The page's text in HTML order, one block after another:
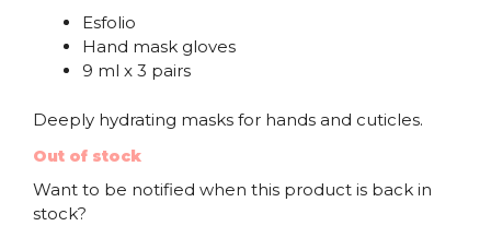
Esfolio
Hand mask gloves
9 ml x 3 pairs
Deeply hydrating masks for hands and cuticles.
Out of stock
Want to be notified when this product is back in
stock?